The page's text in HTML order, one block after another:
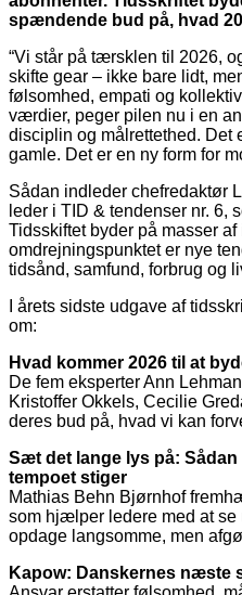
spændende bud på, hvad
“Vi står på tærsklen til 2026,
skifte gear – ikke bare lidt,
følsomhed, empati og
værdier, peger pilen nu i en
disciplin og målrettethed. Det
gamle. Det er en ny form for
Sådan indleder chefredaktør
leder i TID & tendenser nr. 6,
Tidsskiftet byder på masser
omdrejningspunktet er nye
tidsånd, samfund, forbrug og
I årets sidste udgave af
om:
Hvad kommer 2026 til at
De fem eksperter Ann
Kristoffer Okkels, Cecilie
deres bud på, hvad vi kan
Sæt det lange lys på:
tempoet stiger
Mathias Behn Bjørnhof
som hjælper ledere med at se
opdage langsomme, men
Kapow: Danskernes næste